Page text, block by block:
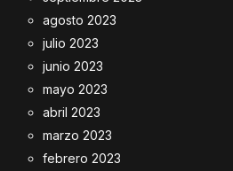
agosto 2023
julio 2023
junio 2023
mayo 2023
abril 2023
marzo 2023
febrero 2023